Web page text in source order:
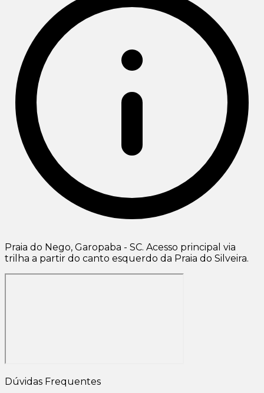
Praia do Nego, Garopaba - SC. Acesso principal via
trilha a partir do canto esquerdo da Praia do Silveira.
Dúvidas Frequentes